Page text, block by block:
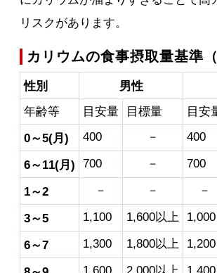
リスクがあります。
カリウムの食事摂取量基準
性別 男性
年齢等
目安量 目標量 目安
0～5(月)
400 － 400
6～11(月) 700 － 700
1～2 － － －
3～5 1,100 1,600以上 1,000
6～7 1,300 1,800以上 1,200